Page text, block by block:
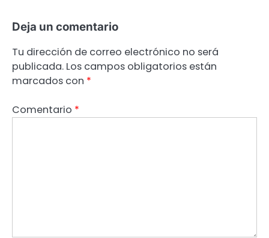
Deja un comentario
Tu dirección de correo electrónico no será
publicada. Los campos obligatorios están
marcados con *
Comentario *